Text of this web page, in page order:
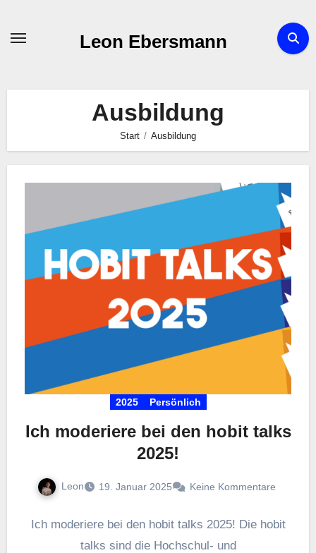
Leon Ebersmann
Ausbildung
Start Ausbildung
2025 Persönlich
Ich moderiere bei den hobit talks
2025!
Leon 19. Januar 2025 Keine Kommentare
Ich moderiere bei den hobit talks 2025! Die hobit
talks sind die Hochschul- und